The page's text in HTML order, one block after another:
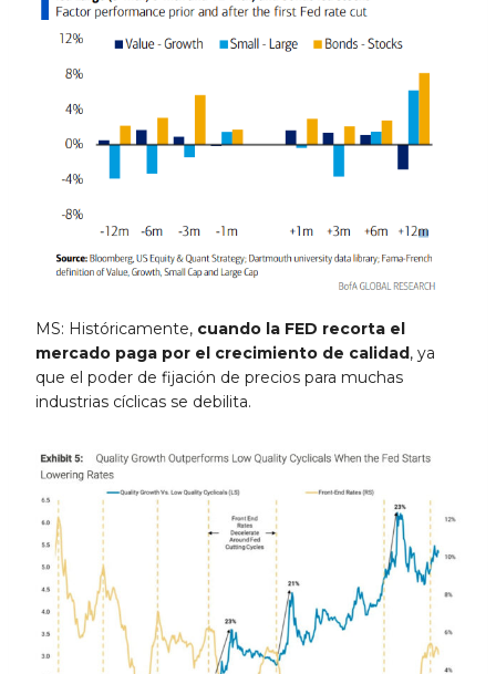
MS: Históricamente, cuando la FED recorta el
mercado paga por el crecimiento de calidad, ya
que el poder de fijación de precios para muchas
industrias cíclicas se debilita.